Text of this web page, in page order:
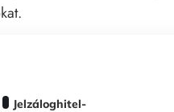
Jelzáloghitel-